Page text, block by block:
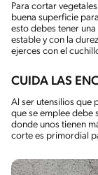
Para cortar
buena superficie
esto debes tener
estable y con la
ejerces con el
CUIDA LAS
Al ser utensilios que
que se emplee debe
donde unos tienen
corte es primordial